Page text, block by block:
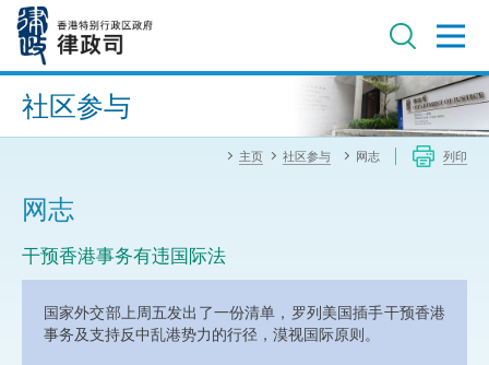
内
进阶搜寻
社区参与
主页 社区参与 网志 列印
网志
干预香港事务有违国际法
国家外交部上周五发出了一份清单，罗列美国插手干预香港
事务及支持反中乱港势力的行径，漠视国际原则。